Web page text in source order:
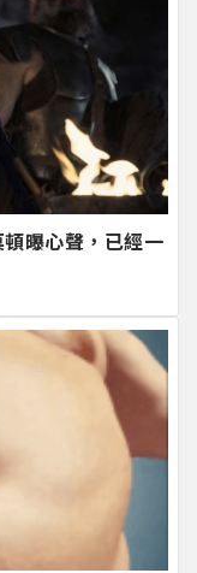
曝心聲，已經一